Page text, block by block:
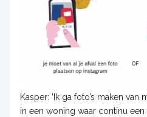
Kasper: 'Ik ga foto’s maken van
in een woning waar continu een